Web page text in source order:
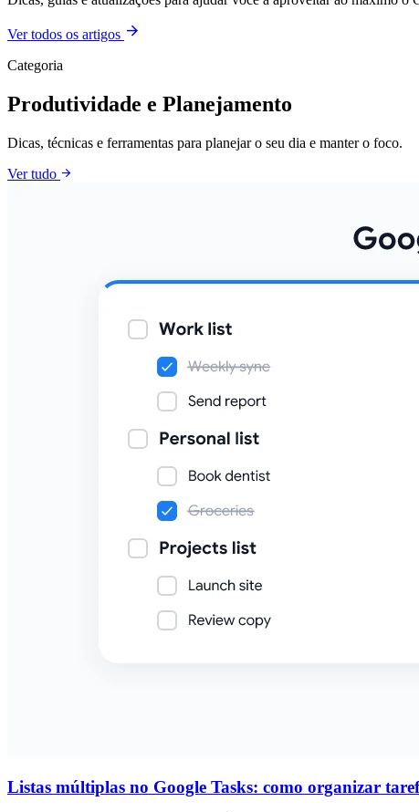
Ver todos os artigos arrow_forward
Categoria
Produtividade e Planejamento
Dicas, técnicas e ferramentas para planejar o seu dia e manter o foco.
Ver tudo arrow_forward
Listas múltiplas no Google Tasks: como organizar